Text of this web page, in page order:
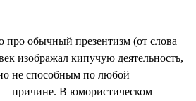
про обычный презентизм (от слова
изображал кипучую деятельность,
не способным по любой —
причине. В юмористическом